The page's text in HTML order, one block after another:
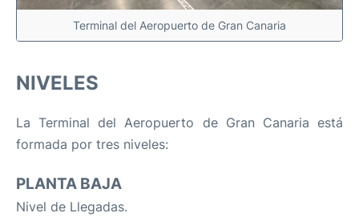
Terminal del Aeropuerto de Gran Canaria
NIVELES
La Terminal del Aeropuerto de Gran Canaria está
formada por tres niveles:
PLANTA BAJA
Nivel de Llegadas.